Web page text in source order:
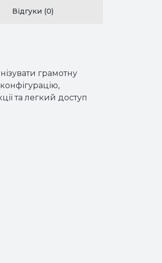
Відгуки (0)
грамотну
та легкий доступ